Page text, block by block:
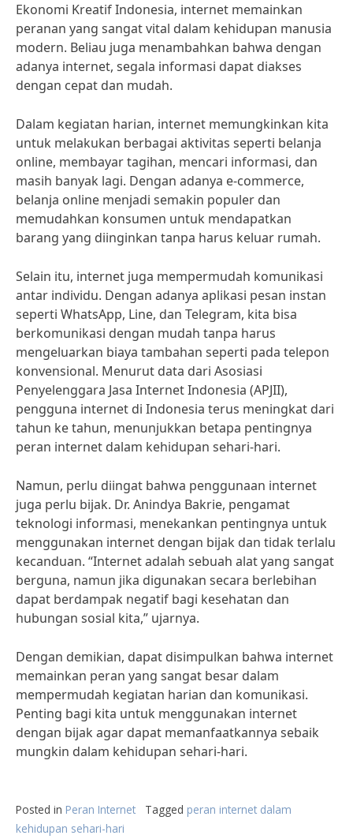
Ekonomi Kreatif Indonesia, internet memainkan
peranan yang sangat vital dalam kehidupan manusia
modern. Beliau juga menambahkan bahwa dengan
adanya internet, segala informasi dapat diakses
dengan cepat dan mudah.
Dalam kegiatan harian, internet memungkinkan kita
untuk melakukan berbagai aktivitas seperti belanja
online, membayar tagihan, mencari informasi, dan
masih banyak lagi. Dengan adanya e-commerce,
belanja online menjadi semakin populer dan
memudahkan konsumen untuk mendapatkan
barang yang diinginkan tanpa harus keluar rumah.
Selain itu, internet juga mempermudah komunikasi
antar individu. Dengan adanya aplikasi pesan instan
seperti WhatsApp, Line, dan Telegram, kita bisa
berkomunikasi dengan mudah tanpa harus
mengeluarkan biaya tambahan seperti pada telepon
konvensional. Menurut data dari Asosiasi
Penyelenggara Jasa Internet Indonesia (APJII),
pengguna internet di Indonesia terus meningkat dari
tahun ke tahun, menunjukkan betapa pentingnya
peran internet dalam kehidupan sehari-hari.
Namun, perlu diingat bahwa penggunaan internet
juga perlu bijak. Dr. Anindya Bakrie, pengamat
teknologi informasi, menekankan pentingnya untuk
menggunakan internet dengan bijak dan tidak terlalu
kecanduan. “Internet adalah sebuah alat yang sangat
berguna, namun jika digunakan secara berlebihan
dapat berdampak negatif bagi kesehatan dan
hubungan sosial kita,” ujarnya.
Dengan demikian, dapat disimpulkan bahwa internet
memainkan peran yang sangat besar dalam
mempermudah kegiatan harian dan komunikasi.
Penting bagi kita untuk menggunakan internet
dengan bijak agar dapat memanfaatkannya sebaik
mungkin dalam kehidupan sehari-hari.
Posted in Peran Internet Tagged peran internet dalam
kehidupan sehari-hari